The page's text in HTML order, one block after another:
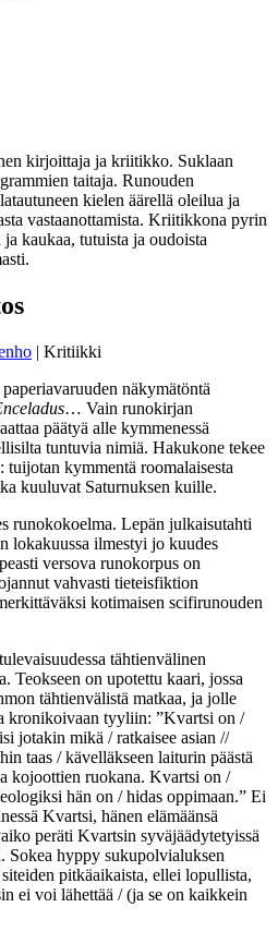
kirjoittaja ja kriitikko. Suklaan
taitaja. Runouden
kielen äärellä oleilua ja
vastaanottamista. Kriitikkona pyrin
kaukaa, tutuista ja oudoista
| Kritiikki
näkymätöntä
… Vain runokirjan
päätyä alle kymmenessä
tuntuvia nimiä. Hakukone tekee
tuijotan kymmentä roomalaisesta
kuuluvat Saturnuksen kuille.
runokokoelma. Lepän julkaisutahti
lokakuussa ilmestyi jo kuudes
versova runokorpus on
vahvasti tieteisfiktion
kotimaisen scifirunouden
tähtienvälinen
Teokseen on upotettu kaari, jossa
tähtienvälistä matkaa, ja jolle
kronikoivaan tyyliin: ”Kvartsi on /
jotakin mikä / ratkaisee asian //
taas / kävelläkseen laiturin päästä
kojoottien ruokana. Kvartsi on /
hän on / hidas oppimaan.” Ei
Kvartsi, hänen elämäänsä
peräti Kvartsin syväjäädytetyissä
Sokea hyppy sukupolvialuksen
pitkäaikaista, ellei lopullista,
ei voi lähettää / (ja se on kaikkein